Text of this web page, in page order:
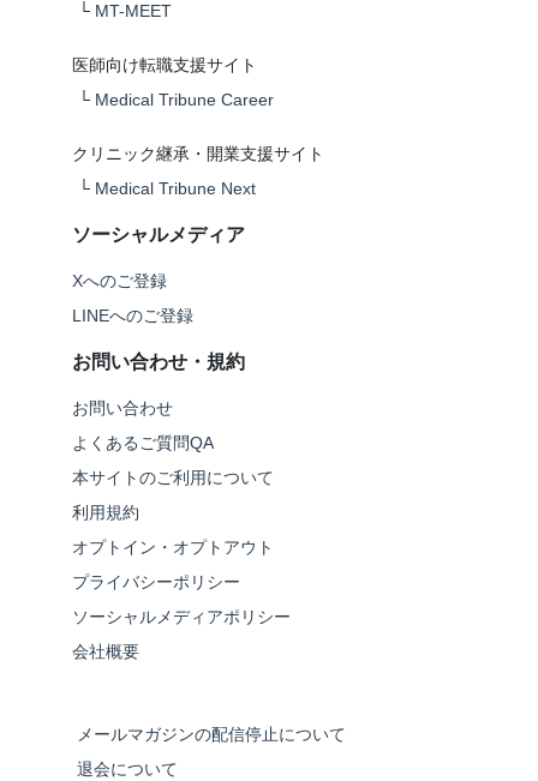
└ MT-MEET
医師向け転職支援サイト
└ Medical Tribune Career
クリニック継承・開業支援サイト
└ Medical Tribune Next
ソーシャルメディア
Xへのご登録
LINEへのご登録
お問い合わせ・規約
お問い合わせ
よくあるご質問QA
本サイトのご利用について
利用規約
オプトイン・オプトアウト
プライバシーポリシー
ソーシャルメディアポリシー
会社概要
メールマガジンの配信停止について
退会について